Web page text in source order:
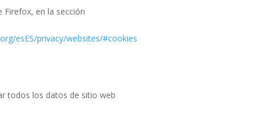
Firefox, en la sección
esES/privacy/websites/#cookies
todos los datos de sitio web